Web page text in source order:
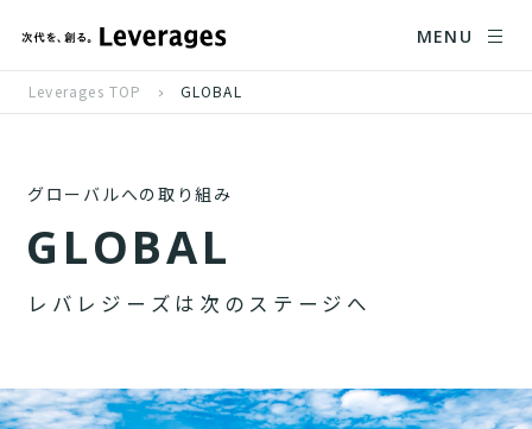
MENU
Leverages TOP GLOBAL
グローバルへの取り組み
GLOBAL
レ バ レ ジ ー ズ は 次 の ス テ ー ジ へ